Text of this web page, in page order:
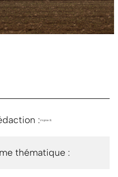
:Virginie B.
thématique :